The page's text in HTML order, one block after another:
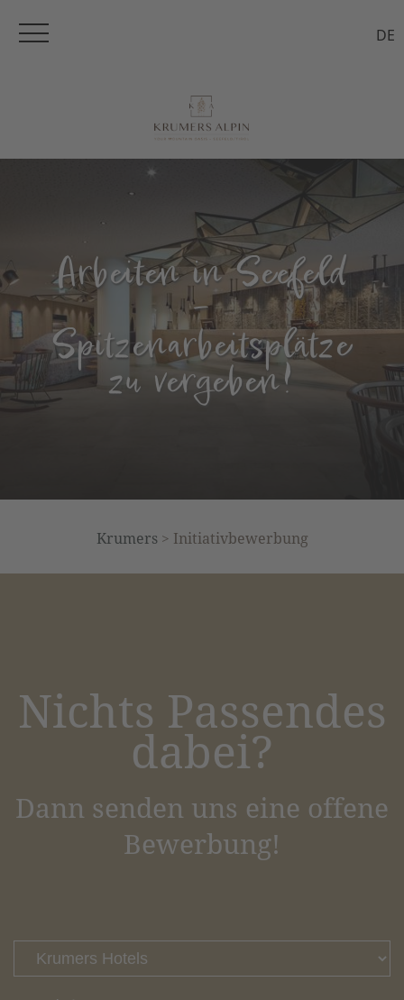
DE
Arbeiten in Seefeld
–
Spitzenarbeitsplätze
zu vergeben!
Krumers > Initiativbewerbung
Nichts Passendes
dabei?
Dann senden uns eine offene
Bewerbung!